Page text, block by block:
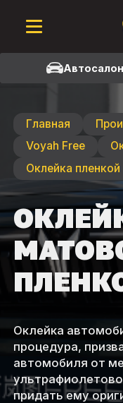
Автосалон
Главная
Voyah Free
Оклейка пленкой
Оклейка
процедура,
автомобиля от
придать ему